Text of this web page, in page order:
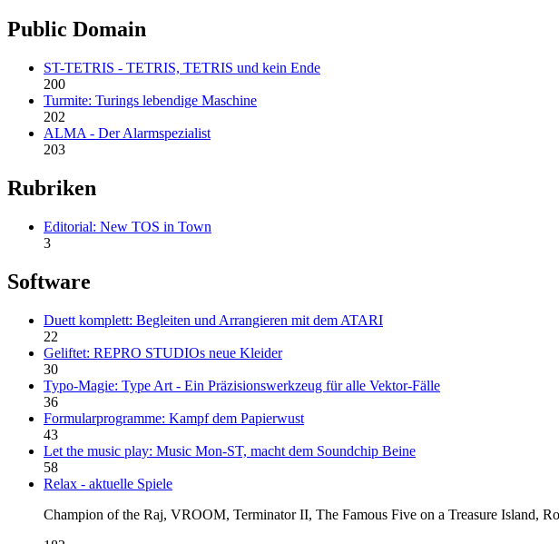
Public Domain
ST-TETRIS - TETRIS, TETRIS und kein Ende
200
Turmite: Turings lebendige Maschine
202
ALMA - Der Alarmspezialist
203
Rubriken
Editorial: New TOS in Town
3
Software
Duett komplett: Begleiten und Arrangieren mit dem ATARI
22
Geliftet: REPRO STUDIOs neue Kleider
30
Typo-Magie: Type Art - Ein Präzisionswerkzeug für alle Vektor-Fälle
36
Formularprogramme: Kampf dem Papierwust
43
Let the music play: Music Mon-ST, macht dem Soundchip Beine
58
Relax - aktuelle Spiele
Champion of the Raj, VROOM, Terminator II, The Famous Five on a Treasure Island,